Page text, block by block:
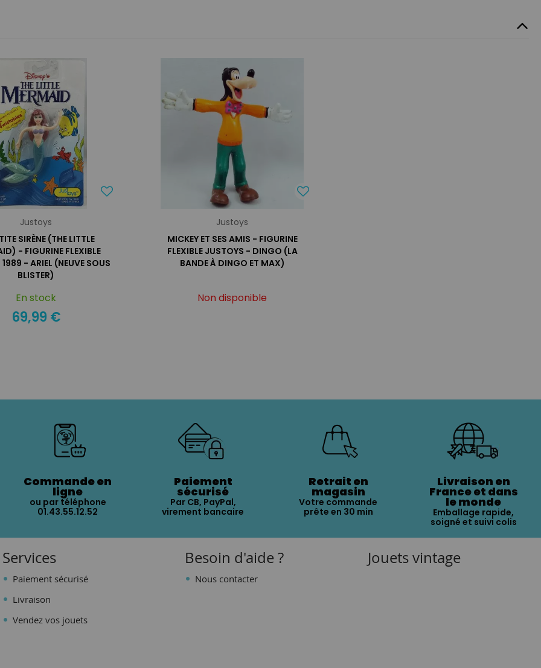
Justoys
SIRÈNE (THE LITTLE
- FIGURINE FLEXIBLE
- ARIEL (NEUVE SOUS
BLISTER)
En stock
69,99 €
Justoys
MICKEY ET SES AMIS - FIGURINE
FLEXIBLE JUSTOYS - DINGO (LA
BANDE À DINGO ET MAX)
Non disponible
Commande en
ligne
ou par téléphone
01.43.55.12.52
Paiement
sécurisé
Par CB, PayPal,
virement bancaire
Retrait en
magasin
Votre commande
prête en 30 min
Livraison en
France et dans
le monde
Emballage rapide,
soigné et suivi colis
Services
Paiement sécurisé
Livraison
Vendez vos jouets
Besoin d'aide ?
Nous contacter
Jouets vintage